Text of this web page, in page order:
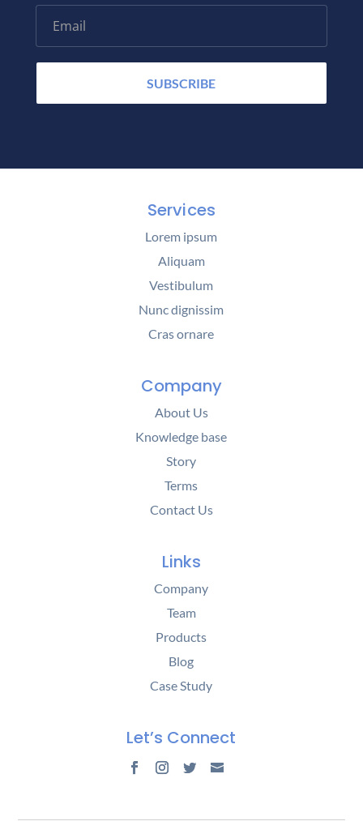
Email
SUBSCRIBE
Services
Lorem ipsum
Aliquam
Vestibulum
Nunc dignissim
Cras ornare
Company
About Us
Knowledge base
Story
Terms
Contact Us
Links
Company
Team
Products
Blog
Case Study
Let’s Connect